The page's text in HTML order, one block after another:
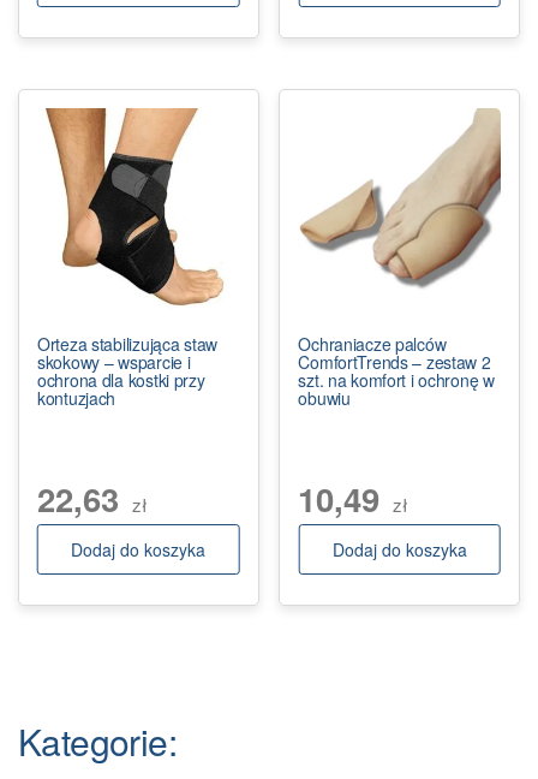
Orteza stabilizująca staw
skokowy – wsparcie i
ochrona dla kostki przy
kontuzjach
22,63 zł
Dodaj do koszyka
Ochraniacze palców
ComfortTrends – zestaw 2
szt. na komfort i ochronę w
obuwiu
10,49 zł
Dodaj do koszyka
Kategorie: